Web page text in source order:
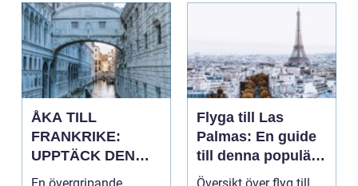
ÅKA TILL
FRANKRIKE:
UPPTÄCK DEN
MÅNGFALDIGA
Flyga till Las
Palmas: En guide
till denna populära
destination